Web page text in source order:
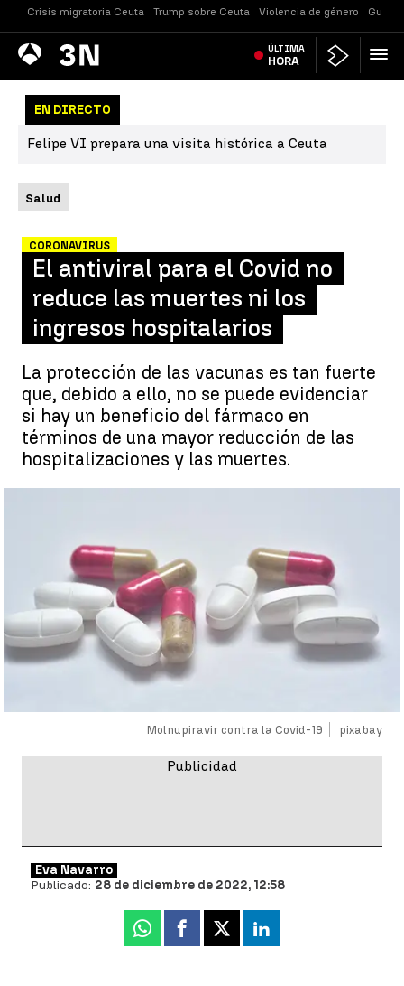
Crisis migratoria Ceuta Trump sobre Ceuta Violencia de género
Antena
3 Noticias ÚLTIMA
HORA
EN DIRECTO
Felipe VI prepara una visita histórica a Ceuta
Salud
CORONAVIRUS
El antiviral para el Covid no
reduce las muertes ni los
ingresos hospitalarios
La protección de las vacunas es tan fuerte
que, debido a ello, no se puede evidenciar
si hay un beneficio del fármaco en
términos de una mayor reducción de las
hospitalizaciones y las muertes.
Molnupiravir contra la Covid-19 pixabay
Eva Navarro
Publicado: 28 de diciembre de 2022, 12:58
Whatsapp
Facebook
X Linkedin